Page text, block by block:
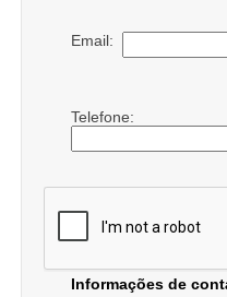
Email:
Telefone:
Informações de